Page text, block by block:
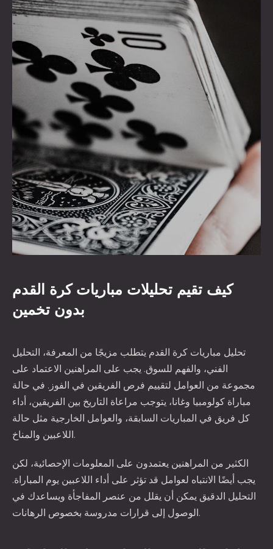
كيف تقيم تحليلات مباريات كرة القدم
بدون تخمين
تحليل مباريات كرة القدم يتطلب مزيجًا من المعرفة، التحليل
الفني، والفهم للسوق. يجب على المراهنين الاعتماد على
مجموعة من العوامل لتقييم فرص الفريقين في الفوز. في حالة
مباراة كولومبيا وغانا، يتوجب مراعاة التاريخ بين الفريقين، أداء
كل فريق في المباريات السابقة، والعوامل الخارجية مثل حالة
اللاعبين والمناخ.
الكثير من المراهنين يعتمدون على المعلومات الإحصائية، لكن
يجب أيضًا الانتباه لعوامل قد تؤثر على أداء اللاعبين يوم المباراة.
التحليل الدقيق يمكن أن يقلل من عنصر المفاجأة ويساعدك في
الوصول إلى قرارات مدروسة بخصوص الرهانات.